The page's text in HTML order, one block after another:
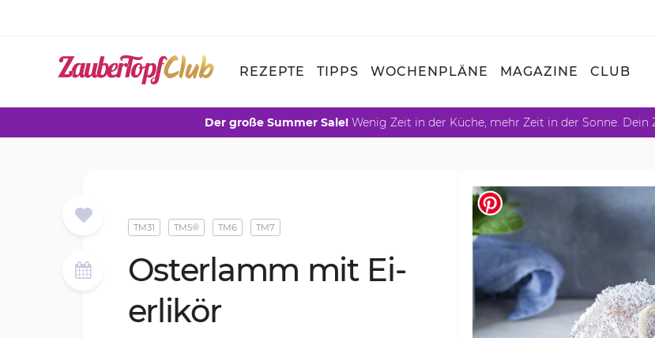
REZEPTE TIPPS WOCHENPLÄNE MAGAZINE CLUB
Der große Summer Sale! Wenig Zeit in der Küche, mehr Zeit in der Sonne. Dein
TM31 TM5® TM6 TM7
Os­ter­lamm mit Ei­
er­li­kör